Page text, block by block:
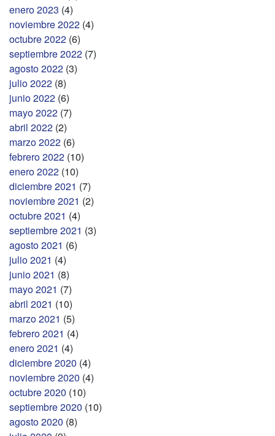
enero 2023 (4)
noviembre 2022 (4)
octubre 2022 (6)
septiembre 2022 (7)
agosto 2022 (3)
julio 2022 (8)
junio 2022 (6)
mayo 2022 (7)
abril 2022 (2)
marzo 2022 (6)
febrero 2022 (10)
enero 2022 (10)
diciembre 2021 (7)
noviembre 2021 (2)
octubre 2021 (4)
septiembre 2021 (3)
agosto 2021 (6)
julio 2021 (4)
junio 2021 (8)
mayo 2021 (7)
abril 2021 (10)
marzo 2021 (5)
febrero 2021 (4)
enero 2021 (4)
diciembre 2020 (4)
noviembre 2020 (4)
octubre 2020 (10)
septiembre 2020 (10)
agosto 2020 (8)